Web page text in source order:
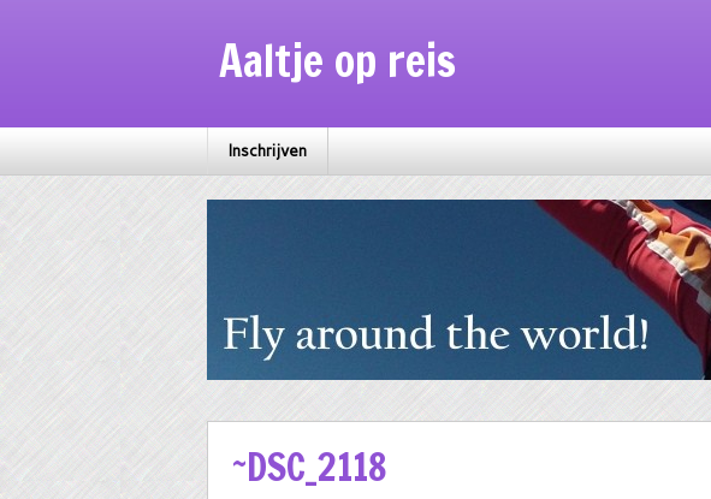
Aaltje op reis
Inschrijven
~DSC_2118